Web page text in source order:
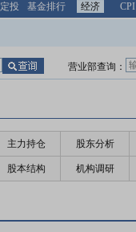
投 基金排行 经济 CPI
营业部查询：
主力持仓 股东分析
股本结构 机构调研